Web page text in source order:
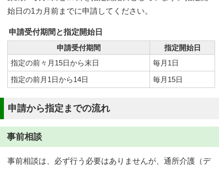
始日の1カ月前までに申請してください。
申請受付期間と指定開始日
申請受付期間
指定開始日
指定の前々月15日から末日
毎月1日
指定の前月1日から14日
毎月15日
申請から指定までの流れ
事前相談
事前相談は、必ず行う必要はありませんが、通所介護（デ